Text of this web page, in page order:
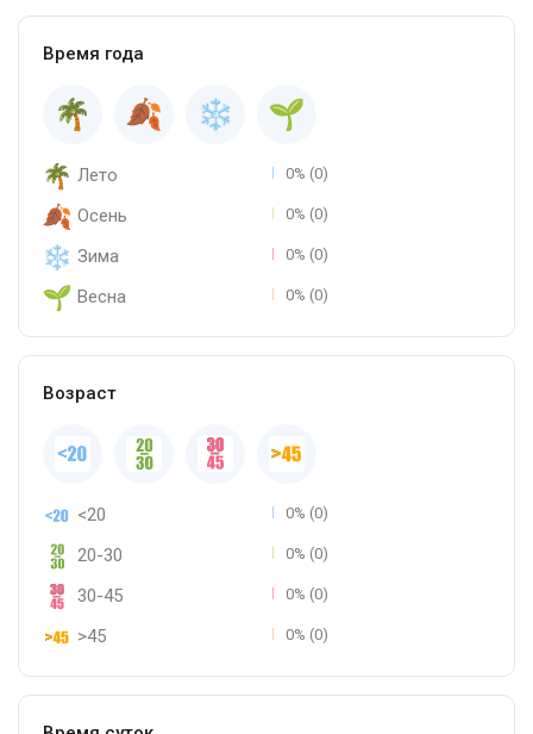
Время года
Лето 0% (0)
Осень 0% (0)
Зима 0% (0)
Весна 0% (0)
Возраст
<20 0% (0)
20-30 0% (0)
30-45 0% (0)
>45 0% (0)